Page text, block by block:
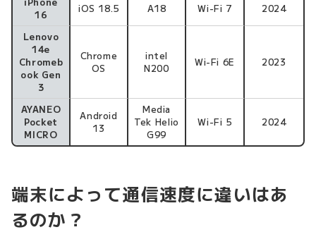
16
iOS 18.5 A18 Wi-Fi 7 2024
Lenovo
14e
Chromeb
ook Gen
3
Chrome
OS
intel
N200
Wi-Fi 6E 2023
AYANEO
Pocket
MICRO
Android
13
Media
Tek Helio
G99
Wi-Fi 5 2024
端末によって通信速度に違いはあ
るのか？